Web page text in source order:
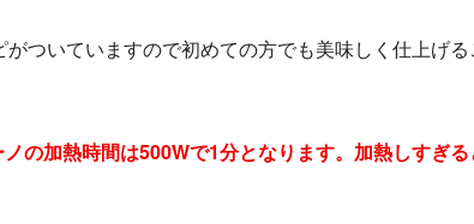
ついていますので初めての方でも美味しく仕上げる
ノの加熱時間は500Wで1分となります。加熱しすぎ